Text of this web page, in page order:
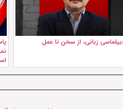
زبانی، از سخن تا عمل